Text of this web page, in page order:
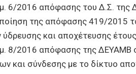
6/2016 απόφασης του Δ.Σ. της
της απόφασης 419/2015
και αποχέτευσης
8/2016 απόφασης της ΔΕΥΑΜΒ
και σύνδεσης με το δίκτυο